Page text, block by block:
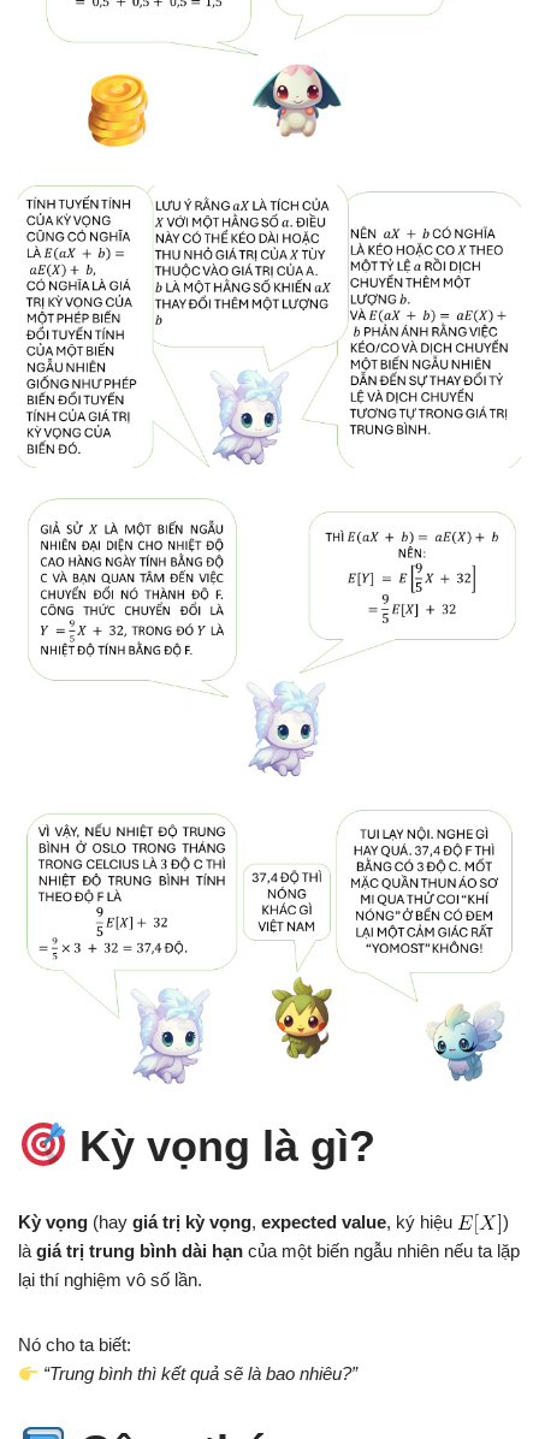
Kỳ vọng là gì?
Kỳ vọng (hay giá trị kỳ vọng, expected value, ký hiệu
)
là giá trị trung bình dài hạn của một biến ngẫu nhiên nếu ta lặp
lại thí nghiệm vô số lần.
Nó cho ta biết:
“Trung bình thì kết quả sẽ là bao nhiêu?”